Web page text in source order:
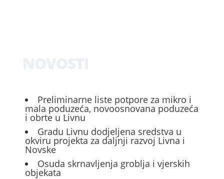
Preliminarne liste potpore za mikro i
mala poduzeća, novoosnovana poduzeća
i obrte u Livnu
Gradu Livnu dodjeljena sredstva u
okviru projekta za daljnji razvoj Livna i
Novske
Osuda skrnavljenja groblja i vjerskih
objekata